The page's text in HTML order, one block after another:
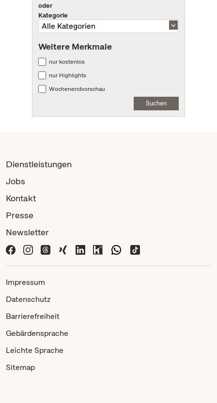
oder
Kategorie
Weitere Merkmale
nur kostenlos
nur Highlights
Wochenendvorschau
Suchen
Dienstleistungen
Jobs
Kontakt
Presse
Newsletter
Impressum
Datenschutz
Barrierefreiheit
Gebärdensprache
Leichte Sprache
Sitemap